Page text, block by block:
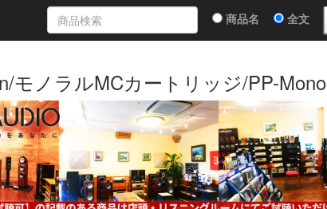
商品名 全文
モノラルMCカートリッジ/PP-Mono